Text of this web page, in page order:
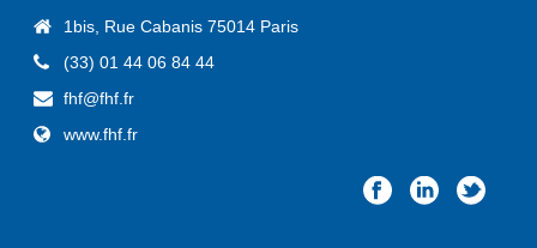
1bis, Rue Cabanis 75014 Paris
(33) 01 44 06 84 44
fhf@fhf.fr
www.fhf.fr